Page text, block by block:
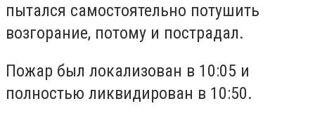
пытался самостоятельно потушить
возгорание, потому и пострадал.
Пожар был локализован в 10:05 и
полностью ликвидирован в 10:50.